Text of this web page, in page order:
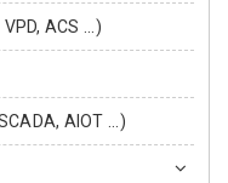
ACS ...)
AIOT ...)